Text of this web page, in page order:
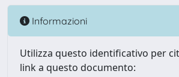
Informazioni
Utilizza questo identificativo per
link a questo documento: